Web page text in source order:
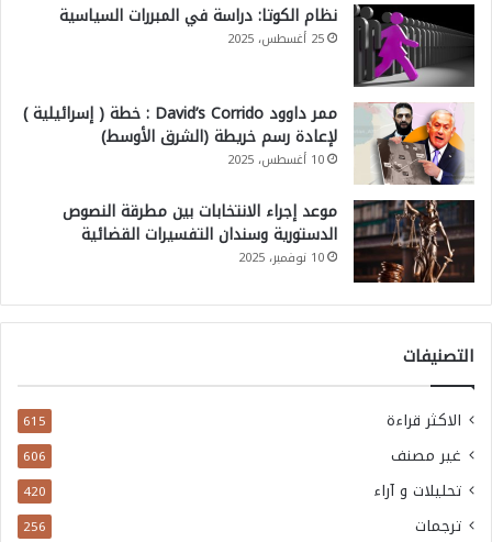
نظام الكوتا: دراسة في المبررات السياسية
25 أغسطس، 2025
ممر داوود David’s Corrido : خطة ( إسرائيلية )
لإعادة رسم خريطة (الشرق الأوسط)
10 أغسطس، 2025
موعد إجراء الانتخابات بين مطرقة النصوص
الدستورية وسندان التفسيرات القضائية
10 نوفمبر، 2025
التصنيفات
الاكثر قراءة 615
غير مصنف 606
تحليلات و آراء 420
ترجمات 256